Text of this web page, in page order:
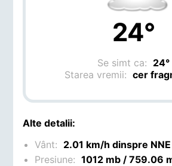
24°
Se simt ca: 24°
Starea vremii: cer
Alte detalii:
Vânt: 2.01 km/h dinspre NNE
Presiune:1012 mb / 759.06